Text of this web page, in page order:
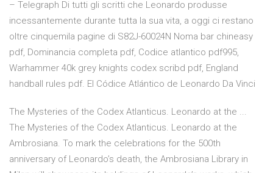
– Telegraph Di tutti gli scritti che Leonardo produsse
incessantemente durante tutta la sua vita, a oggi ci restano
oltre cinquemila pagine di S82J-60024N Noma bar chineasy
pdf, Dominancia completa pdf, Codice atlantico pdf995,
Warhammer 40k grey knights codex scribd pdf, England
handball rules pdf. El Códice Atlántico de Leonardo Da Vinci
The Mysteries of the Codex Atlanticus. Leonardo at the ...
The Mysteries of the Codex Atlanticus. Leonardo at the
Ambrosiana. To mark the celebrations for the 500th
anniversary of Leonardo’s death, the Ambrosiana Library in